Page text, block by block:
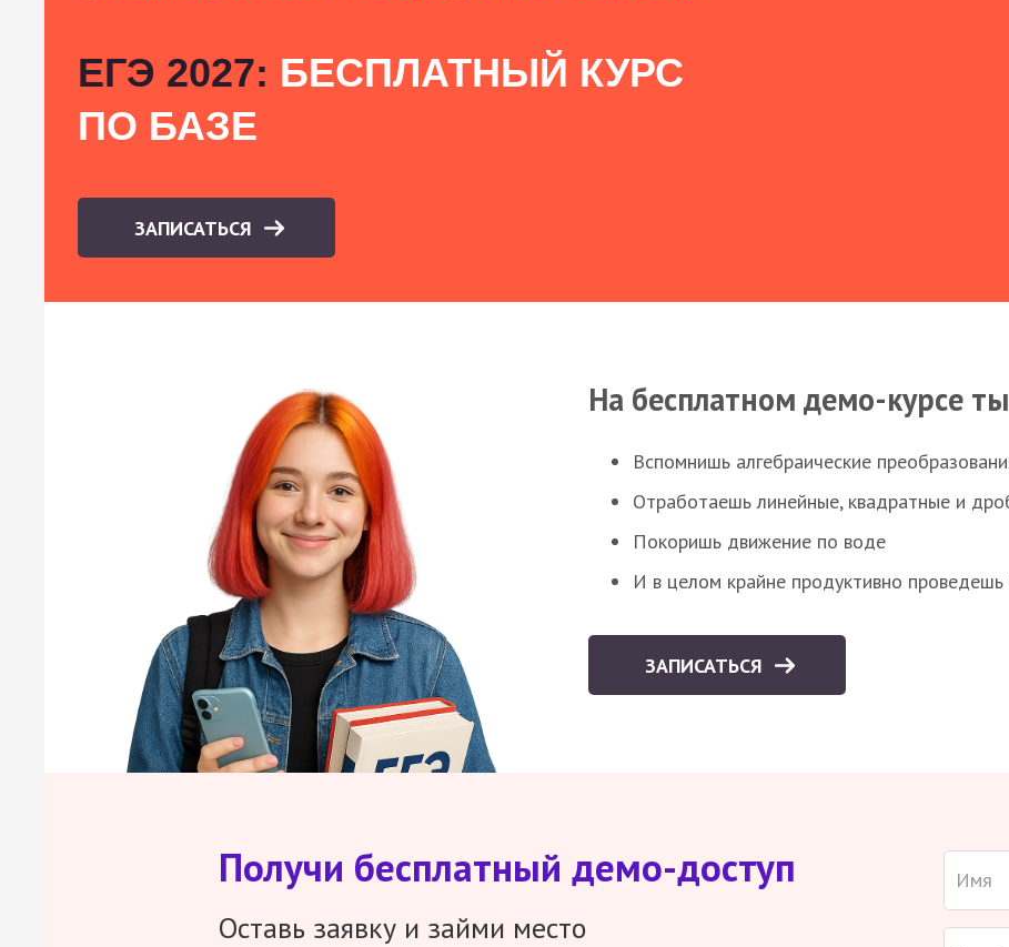
ЕГЭ 2027: БЕСПЛАТНЫЙ КУРС
ПО БАЗЕ
ЗАПИСАТЬСЯ
На бесплатном демо-курсе
Вспомнишь алгебраические
Отработаешь линейные, квадратные и
Покоришь движение по воде
И в целом крайне продуктивно проведешь
ЗАПИСАТЬСЯ
Получи бесплатный демо-доступ
Оставь заявку и займи место